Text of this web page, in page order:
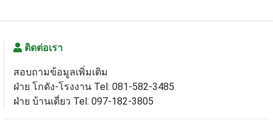
ติดต่อเรา
สอบถามข้อมูลเพิ่มเติม
ฝ่าย โกดัง-โรงงาน Tel: 081-582-3485
ฝ่าย บ้านเดี่ยว Tel: 097-182-3805